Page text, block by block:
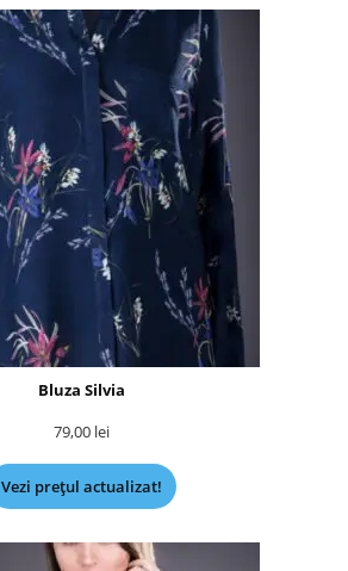
Bluza Silvia
79,00 lei
Vezi prețul actualizat!